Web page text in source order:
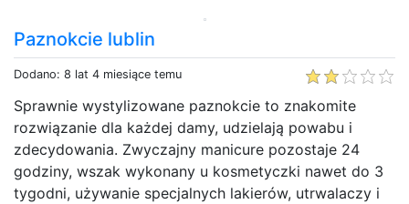
Paznokcie lublin
Dodano: 8 lat 4 miesiące temu
Sprawnie wystylizowane paznokcie to znakomite
rozwiązanie dla każdej damy, udzielają powabu i
zdecydowania. Zwyczajny manicure pozostaje 24
godziny, wszak wykonany u kosmetyczki nawet do 3
tygodni, używanie specjalnych lakierów, utrwalaczy i